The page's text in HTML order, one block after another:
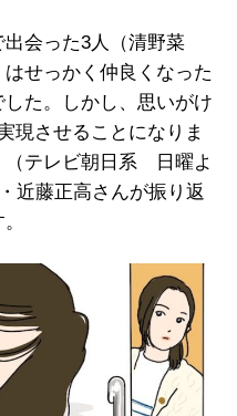
会った3人（清野菜
せっかく仲良くなった
た。しかし、思いがけ
現させることになりま
テレビ朝日系 日曜よ
近藤正高さんが振り返